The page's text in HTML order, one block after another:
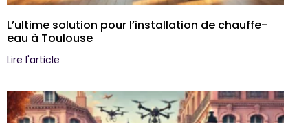
L’ultime solution pour l’installation de chauffe-
eau à Toulouse
Lire l'article